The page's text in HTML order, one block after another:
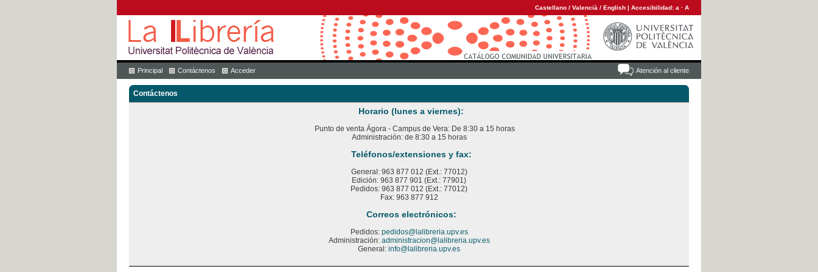
Castellano / Valencià / English | Accesibilidad: a · A
Atención al cliente
Principal Contáctenos Acceder
Contáctenos
Horario (lunes a viernes):
Punto de venta Ágora - Campus de Vera: De 8:30 a 15 horas
Administración: de 8:30 a 15 horas
Teléfonos/extensiones y fax:
General: 963 877 012 (Ext.: 77012)
Edición: 963 877 901 (Ext.: 77901)
Pedidos: 963 877 012 (Ext.: 77012)
Fax: 963 877 912
Correos electrónicos:
Pedidos: pedidos@lalibreria.upv.es
Administración: administracion@lalibreria.upv.es
General: info@lalibreria.upv.es